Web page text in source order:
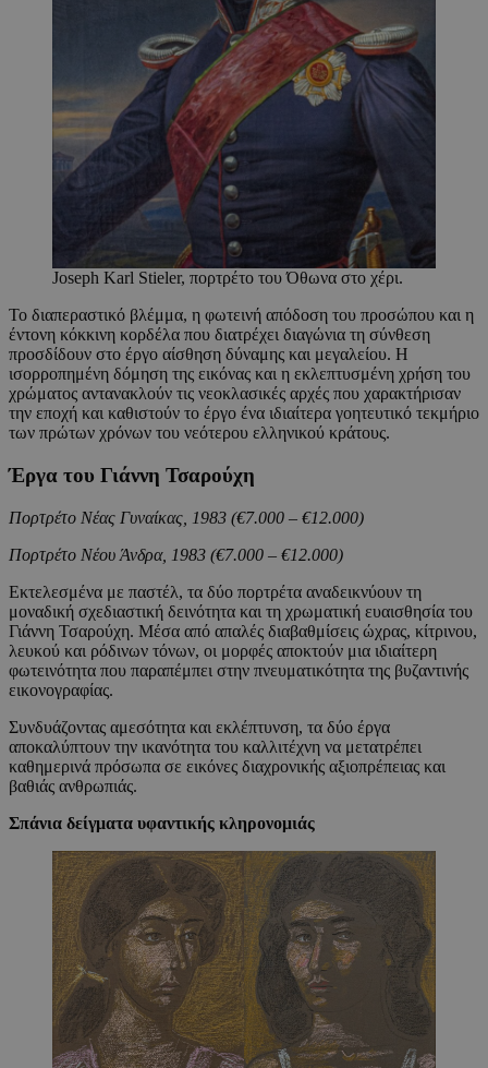
Joseph Karl Stieler, πορτρέτο του Όθωνα στο χέρι.
Το διαπεραστικό βλέμμα, η φωτεινή απόδοση του προσώπου και η
έντονη κόκκινη κορδέλα που διατρέχει διαγώνια τη σύνθεση
προσδίδουν στο έργο αίσθηση δύναμης και μεγαλείου. Η
ισορροπημένη δόμηση της εικόνας και η εκλεπτυσμένη χρήση του
χρώματος αντανακλούν τις νεοκλασικές αρχές που χαρακτήρισαν
την εποχή και καθιστούν το έργο ένα ιδιαίτερα γοητευτικό τεκμήριο
των πρώτων χρόνων του νεότερου ελληνικού κράτους.
Έργα του Γιάννη Τσαρούχη
Πορτρέτο Νέας Γυναίκας, 1983 (€7.000 – €12.000)
Πορτρέτο Νέου Άνδρα, 1983 (€7.000 – €12.000)
Εκτελεσμένα με παστέλ, τα δύο πορτρέτα αναδεικνύουν τη
μοναδική σχεδιαστική δεινότητα και τη χρωματική ευαισθησία του
Γιάννη Τσαρούχη. Μέσα από απαλές διαβαθμίσεις ώχρας, κίτρινου,
λευκού και ρόδινων τόνων, οι μορφές αποκτούν μια ιδιαίτερη
φωτεινότητα που παραπέμπει στην πνευματικότητα της βυζαντινής
εικονογραφίας.
Συνδυάζοντας αμεσότητα και εκλέπτυνση, τα δύο έργα
αποκαλύπτουν την ικανότητα του καλλιτέχνη να μετατρέπει
καθημερινά πρόσωπα σε εικόνες διαχρονικής αξιοπρέπειας και
βαθιάς ανθρωπιάς.
Σπάνια δείγματα υφαντικής κληρονομιάς